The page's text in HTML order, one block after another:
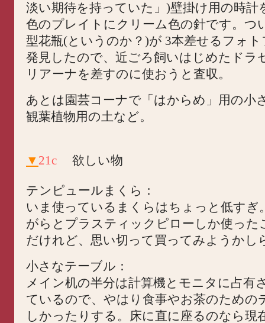
淡い期待を持っていた」)壁掛け用の時計
色のプレイトにクリーム色の針です。つ
型花瓶(というのか？)が 3本差せるフォ
発見したので、近ごろ飼いはじめたドラ
リアーナを差すのに使おうと査収。
あとは園芸コーナで「はからめ」用の小
観葉植物用の土など。
▼ 21c 欲しい物
テンピュールまくら：
いま使っているまくらはちょっと低すぎ
がらとプラスティックピローしか使った
だけれど、思い切って買ってみようかし
小さなテーブル：
メイン机の半分は計算機とモニタに占有
ているので、やはり食事やお茶のための
しかったりする。床に直に座るのなら現